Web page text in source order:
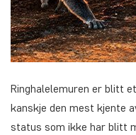
Ringhalelemuren er blitt
kanskje den mest kjente
status som ikke har blitt